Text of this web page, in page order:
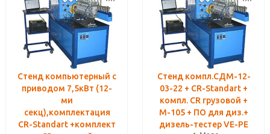
Стенд компьютерный с
приводом 7,5кВт (12-
ми
секц),комплектация
CR-Standart +комплект
Стенд компл.СДМ-12-
03-22 + CR-Standart +
компл. CR грузовой +
М-105 + ПО для диз.+
дизель-тестер VE-PE